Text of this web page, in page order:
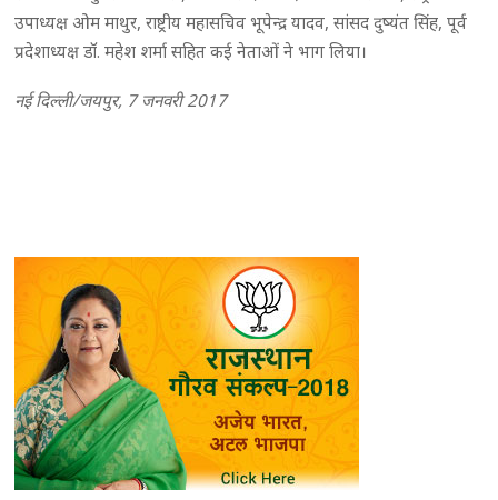
उपाध्यक्ष ओम माथुर, राष्ट्रीय महासचिव भूपेन्द्र यादव, सांसद दुष्यंत सिंह, पूर्व
प्रदेशाध्यक्ष डॉ. महेश शर्मा सहित कई नेताओं ने भाग लिया।
नई दिल्ली/जयपुर, 7 जनवरी 2017